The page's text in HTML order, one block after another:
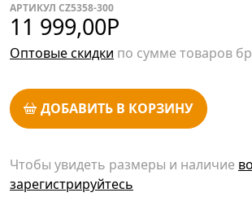
АРТИКУЛ CZ5358-300
11 999,00Р
Оптовые скидки по сумме товаров
ДОБАВИТЬ В КОРЗИНУ
Чтобы увидеть размеры и наличие
зарегистрируйтесь